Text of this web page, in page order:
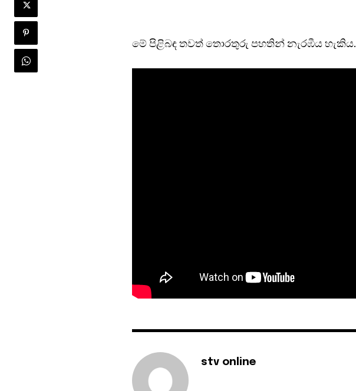
මේ පිළිබඳ තවත් තොරතුරු පහතින් නැරඹීය හැකිය.
stv online